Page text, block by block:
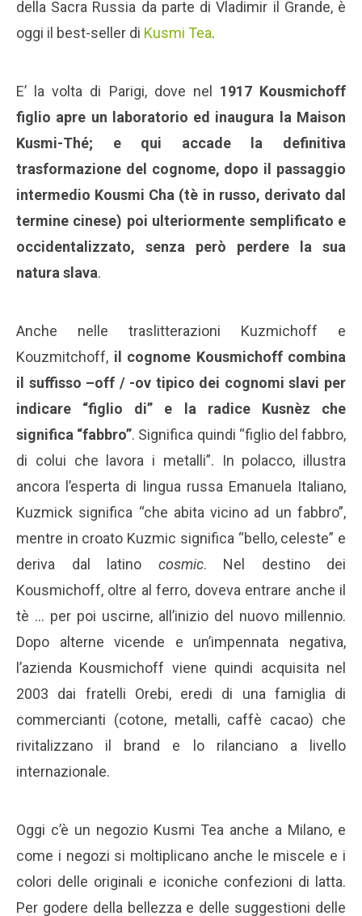
della Sacra Russia da parte di Vladimir il Grande, è
oggi il best-seller di Kusmi Tea.
E’ la volta di Parigi, dove nel 1917 Kousmichoff
figlio apre un laboratorio ed inaugura la Maison
Kusmi-Thé; e qui accade la definitiva
trasformazione del cognome, dopo il passaggio
intermedio Kousmi Cha (tè in russo, derivato dal
termine cinese) poi ulteriormente semplificato e
occidentalizzato, senza però perdere la sua
natura slava.
Anche nelle traslitterazioni Kuzmichoff e
Kouzmitchoff, il cognome Kousmichoff combina
il suffisso –off / -ov tipico dei cognomi slavi per
indicare “figlio di” e la radice Kusnèz che
significa “fabbro”. Significa quindi “figlio del fabbro,
di colui che lavora i metalli”. In polacco, illustra
ancora l’esperta di lingua russa Emanuela Italiano,
Kuzmick significa “che abita vicino ad un fabbro”,
mentre in croato Kuzmic significa “bello, celeste” e
deriva dal latino cosmic. Nel destino dei
Kousmichoff, oltre al ferro, doveva entrare anche il
tè … per poi uscirne, all’inizio del nuovo millennio.
Dopo alterne vicende e un’impennata negativa,
l’azienda Kousmichoff viene quindi acquisita nel
2003 dai fratelli Orebi, eredi di una famiglia di
commercianti (cotone, metalli, caffè cacao) che
rivitalizzano il brand e lo rilanciano a livello
internazionale.
Oggi c’è un negozio Kusmi Tea anche a Milano, e
come i negozi si moltiplicano anche le miscele e i
colori delle originali e iconiche confezioni di latta.
Per godere della bellezza e delle suggestioni delle